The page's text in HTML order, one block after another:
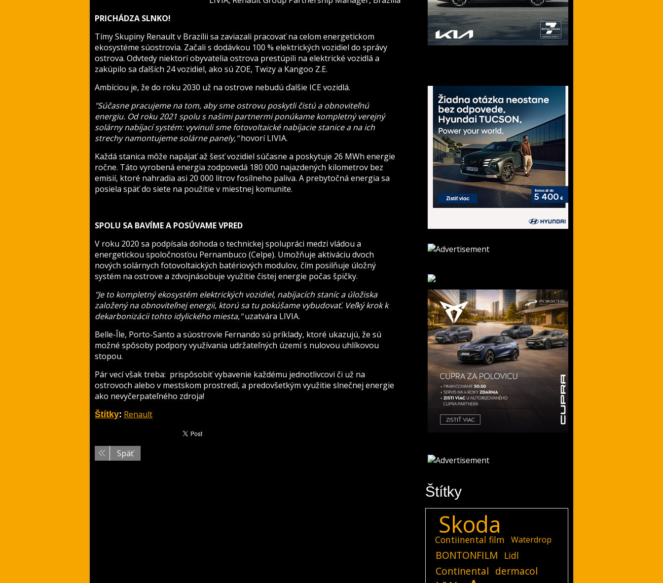
PRICHÁDZA SLNKO!
Tímy Skupiny Renault v Brazílii sa zaviazali pracovať na celom energetickom
ekosystéme súostrovia. Začali s dodávkou 100 % elektrických vozidiel do správy
ostrova. Odvtedy niektorí obyvatelia ostrova prestúpili na elektrické vozidlá a
zakúpilo sa ďalších 24 vozidiel, ako sú ZOE, Twizy a Kangoo Z.E.
Ambíciou je, že do roku 2030 už na ostrove nebudú ďalšie ICE vozidlá.
"Súčasne pracujeme na tom, aby sme ostrovu poskytli čistú a obnoviteľnú
energiu. Od roku 2021 spolu s našimi partnermi ponúkame kompletný verejný
solárny nabíjací systém: vyvinuli sme fotovoltaické nabíjacie stanice a na ich
strechy namontujeme solárne panely,"hovorí LIVIA.
Každá stanica môže napájať až šesť vozidiel súčasne a poskytuje 26 MWh energie
ročne. Táto vyrobená energia zodpovedá 180 000 najazdených kilometrov bez
emisií, ktoré nahradia asi 20 000 litrov fosílneho paliva. A prebytočná energia sa
posiela späť do siete na použitie v miestnej komunite.
SPOLU SA BAVÍME A POSÚVAME VPRED
V roku 2020 sa podpísala dohoda o technickej spolupráci medzi vládou a
energetickou spoločnosťou Pernambuco (Celpe). Umožňuje aktiváciu dvoch
nových solárnych fotovoltaických batériových modulov, čím posilňuje úložný
systém na ostrove a zdvojnásobuje využitie čistej energie počas špičky.
"Je to kompletný ekosystém elektrických vozidiel, nabíjacích staníc a úložiska
založený na obnoviteľnej energii, ktorú sa tu pokúšame vybudovať. Veľký krok k
dekarbonizácii tohto idylického miesta,"uzatvára LIVIA.
Belle-Île, Porto-Santo a súostrovie Fernando sú príklady, ktoré ukazujú, že sú
možné spôsoby podpory využívania udržateľných území s nulovou uhlíkovou
stopou.
Pár vecí však treba: prispôsobiť vybavenie každému jednotlivcovi či už na
ostrovoch alebo v mestskom prostredí, a predovšetkým využitie slnečnej energie
ako nevyčerpateľného zdroja!
Štítky: Renault
Späť
Štítky
Skoda
Contiinental film Waterdrop
BONTONFILM Lidl
Continental dermacol